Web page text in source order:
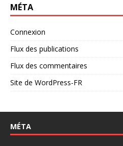
MÉTA
Connexion
Flux des publications
Flux des commentaires
Site de WordPress-FR
MÉTA